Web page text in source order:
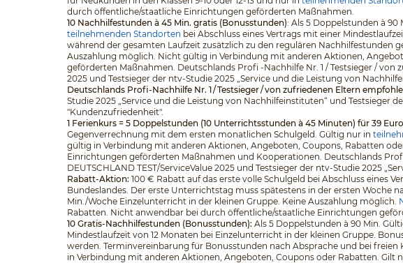
durch öffentliche/staatliche Einrichtungen geförderten Maßnahmen.
10 Nachhilfestunden à 45 Min. gratis (Bonusstunden): Als 5 Doppelstunden à
teilnehmenden Standorten bei Abschluss eines Vertrags mit einer
während der gesamten Laufzeit zusätzlich zu den regulären
Auszahlung möglich. Nicht gültig in Verbindung mit anderen Aktionen,
geförderten Maßnahmen. Deutschlands Profi -Nachhilfe Nr. 1 / Testsieger / von
2025 und Testsieger der ntv-Studie 2025 „Service und die Leistung von
Deutschlands Profi-Nachhilfe Nr. 1 / Testsieger / von zufriedenen Eltern
Studie 2025 „Service und die Leistung von Nachhilfeinstituten“ und Testsieger
"Kundenzufriedenheit".
1 Ferienkurs = 5 Doppelstunden (10 Unterrichtsstunden à 45 Minuten) für 39
Gegenverrechnung mit dem ersten monatlichen Schulgeld. Gültig nur in
gültig in Verbindung mit anderen Aktionen, Angeboten, Coupons, Rabatten
Einrichtungen geförderten Maßnahmen und Kooperationen. Deutschlands
DEUTSCHLAND TEST/ServiceValue 2025 und Testsieger der ntv-Studie 2025
Rabatt-Aktion: 100 € Rabatt auf das erste volle Schulgeld bei Abschluss eines
Bundeslandes. Der erste Unterrichtstag muss spätestens in der ersten Woche
Min./Woche Einzelunterricht in der kleinen Gruppe. Keine Auszahlung möglich.
Rabatten. Nicht anwendbar bei durch öffentliche/staatliche Einrichtungen
10 Gratis-Nachhilfestunden (Bonusstunden): Als 5 Doppelstunden à 90 Min.
Mindestlaufzeit von 12 Monaten bei Einzelunterricht in der kleinen Gruppe.
werden. Terminvereinbarung für Bonusstunden nach Absprache und bei
in Verbindung mit anderen Aktionen, Angeboten, Coupons oder Rabatten.